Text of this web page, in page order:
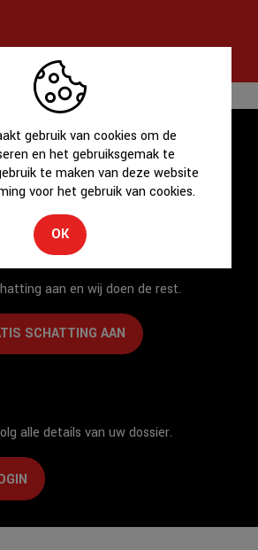
de hoogte van ons aanbod!
AAN
te verkopen?
aan en wij doen de rest.
SCHATTING AAN
alle details van uw dossier.
gebruik van cookies om de
en het gebruiksgemak te
te maken van deze website
voor het gebruik van cookies.
OK